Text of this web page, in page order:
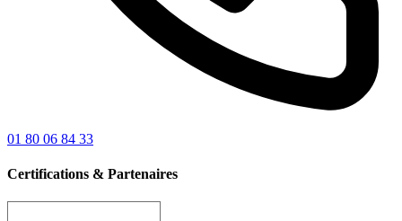
01 80 06 84 33
Certifications & Partenaires